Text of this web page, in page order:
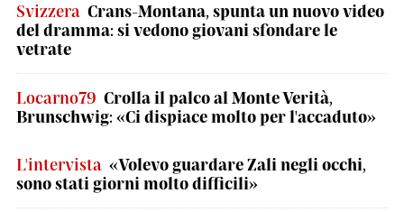
Svizzera Crans-Montana, spunta un nuovo video
del dramma: si vedono giovani sfondare le
vetrate
Locarno79 Crolla il palco al Monte Verità,
Brunschwig: «Ci dispiace molto per l'accaduto»
L'intervista «Volevo guardare Zali negli occhi,
sono stati giorni molto difficili»